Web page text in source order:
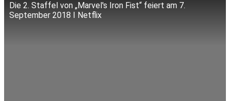
Die 2. Staffel von „Marvel's Iron Fist“ feiert am 7.
September 2018 I Netflix